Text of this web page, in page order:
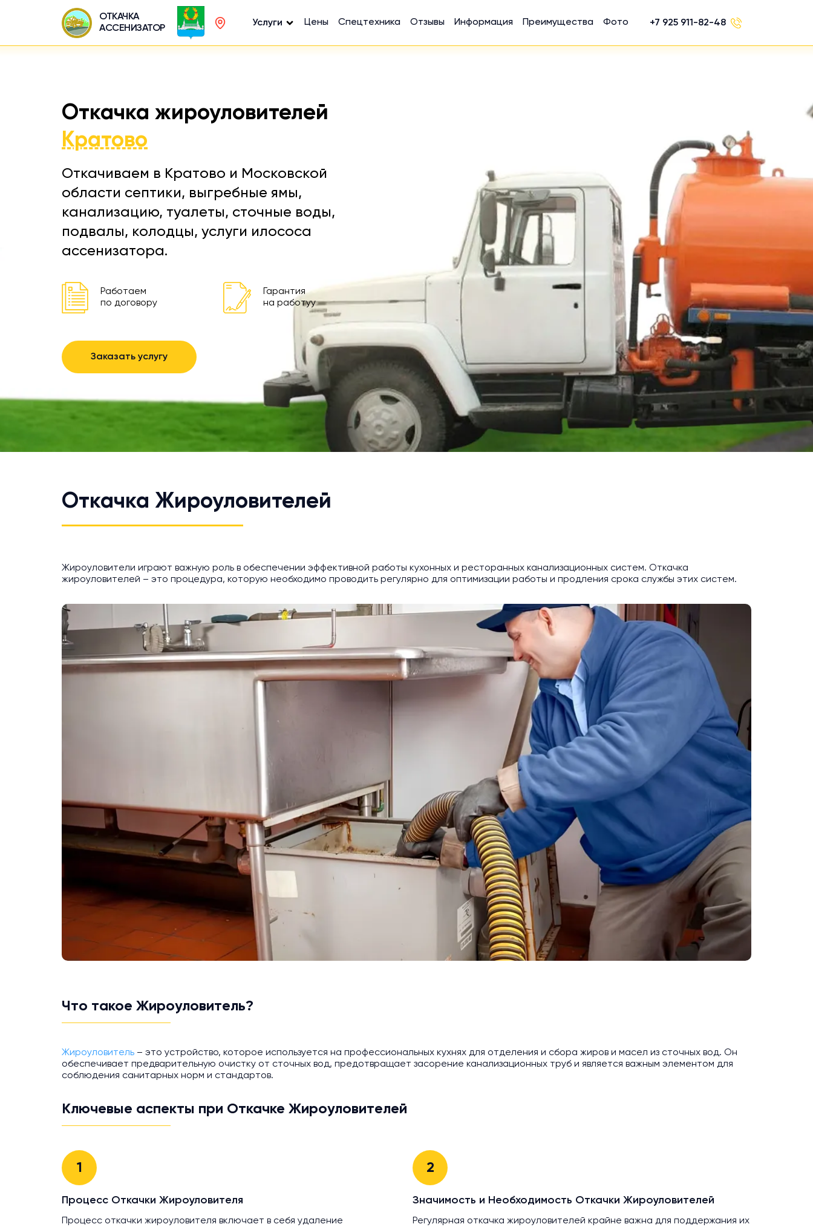
ОТКАЧКА
АССЕНИЗАТОР
Услуги Цены Спецтехника Отзывы Информация Преимущества Фото +7 925 911-82-48
Откачка жироуловителей
Кратово
Откачиваем в Кратово и Московской
области септики, выгребные ямы,
канализацию, туалеты, сточные воды,
подвалы, колодцы, услуги илососа
ассенизатора.
Работаем
по договору
Гарантия
на работуу
Заказать услугу
Откачка Жироуловителей
Жироуловители играют важную роль в обеспечении эффективной работы кухонных и ресторанных канализационных систем. Откачка
жироуловителей – это процедура, которую необходимо проводить регулярно для оптимизации работы и продления срока службы этих систем.
Что такое Жироуловитель?
Жироуловитель – это устройство, которое используется на профессиональных кухнях для отделения и сбора жиров и масел из сточных вод. Он
обеспечивает предварительную очистку от сточных вод, предотвращает засорение канализационных труб и является важным элементом для
соблюдения санитарных норм и стандартов.
Ключевые аспекты при Откачке Жироуловителей
1
Процесс Откачки Жироуловителя
Процесс откачки жироуловителя включает в себя удаление
2
Значимость и Необходимость Откачки Жироуловителей
Регулярная откачка жироуловителей крайне важна для поддержания их